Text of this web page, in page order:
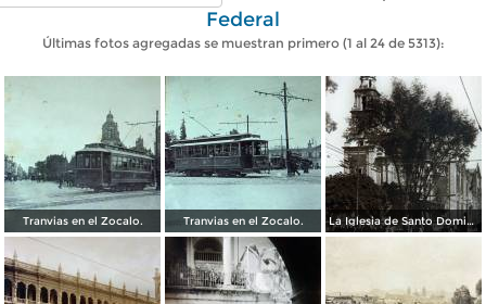
Federal
Últimas fotos agregadas se muestran primero (1 al 24 de 5313):
Tranvias en el Zocalo. Tranvias en el Zocalo. La Iglesia de Santo Domingo.